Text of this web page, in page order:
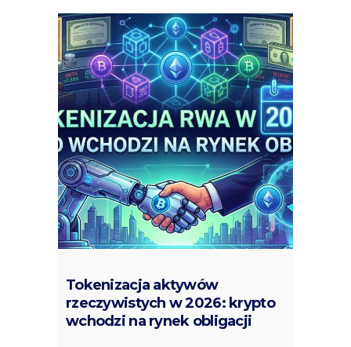
Tokenizacja aktywów
rzeczywistych w 2026: krypto
wchodzi na rynek obligacji